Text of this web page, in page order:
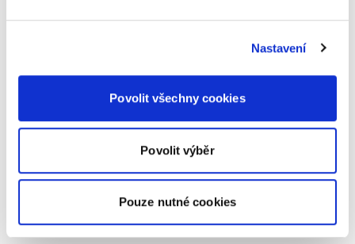
Nastavení
Povolit všechny cookies
Povolit výběr
Pouze nutné cookies